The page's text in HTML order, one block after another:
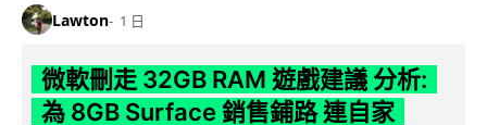
Lawton 1 日
微軟刪走 32GB RAM 遊戲建議 分析:
為 8GB Surface 銷售鋪路 連自家